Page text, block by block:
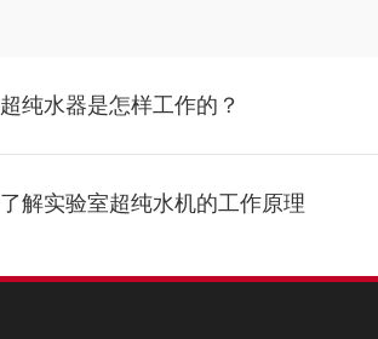
超纯水器是怎样工作的？
了解实验室超纯水机的工作原理